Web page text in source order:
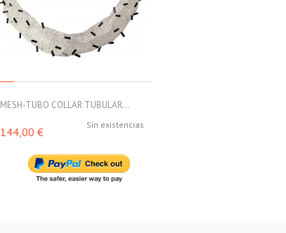
MESH-TUBO COLLAR TUBULAR...
Sin existencias
144,00 €